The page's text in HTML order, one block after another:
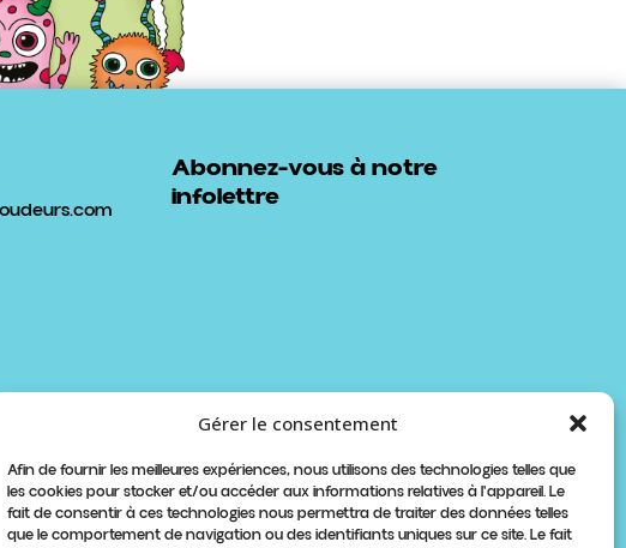
Gérer le consentement
Afin de fournir les meilleures expériences, nous utilisons des technologies telles que
les cookies pour stocker et/ou accéder aux informations relatives à l'appareil. Le
fait de consentir à ces technologies nous permettra de traiter des données telles
que le comportement de navigation ou des identifiants uniques sur ce site. Le fait
Abonnez-vous à notre
infolettre